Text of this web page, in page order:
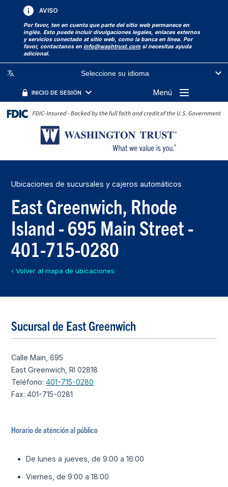
AVISO
Por favor, ten en cuenta que parte del sitio web permanece en
inglés. Esto puede incluir divulgaciones legales, enlaces externos
y servicios conectado at sitio web, como la banca en línea. Por
favor, contactanos eninfo@washtrust.com si necesitas ayuda
adicional.
Seleccione su idioma
INICIO DE SESIÓN Menú
Ubicaciones de sucursales y cajeros automáticos
East Greenwich, Rhode
Island - 695 Main Street -
401-715-0280
‹ Volver al mapa de ubicaciones
Sucursal de East Greenwich
Calle Main, 695
East Greenwich, RI 02818
Teléfono:401-715-0280
Fax: 401-715-0281
Horario de atención al público
De lunes a jueves, de 9:00 a 16:00
Viernes, de 9:00 a 18:00